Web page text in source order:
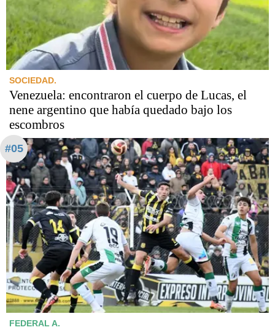
SOCIEDAD.
Venezuela: encontraron el cuerpo de Lucas, el
nene argentino que había quedado bajo los
escombros
#05
FEDERAL A.